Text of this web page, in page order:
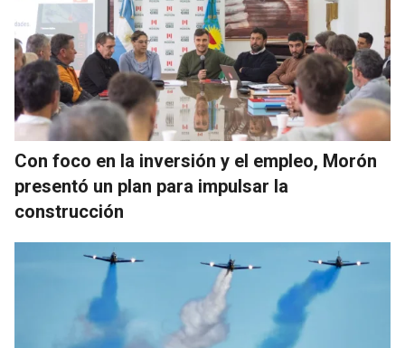
Con foco en la inversión y el empleo, Morón
presentó un plan para impulsar la
construcción